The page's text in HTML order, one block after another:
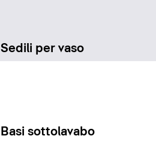
Sedili per vaso
Basi sottolavabo